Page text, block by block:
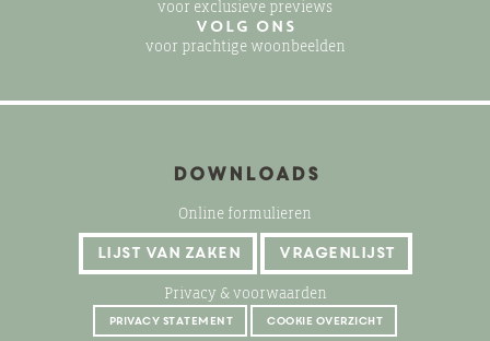
voor exclusieve previews
VOLG ONS
voor prachtige woonbeelden
Downloads
Online formulieren
lijst van zaken vragenlijst
Privacy & voorwaarden
privacy statement cookie overzicht